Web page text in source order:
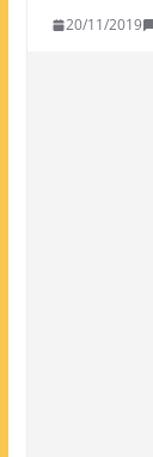
20/11/2019